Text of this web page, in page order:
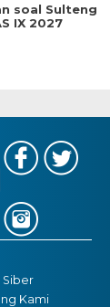
soal Sulteng
IX 2027
Siber
Kami